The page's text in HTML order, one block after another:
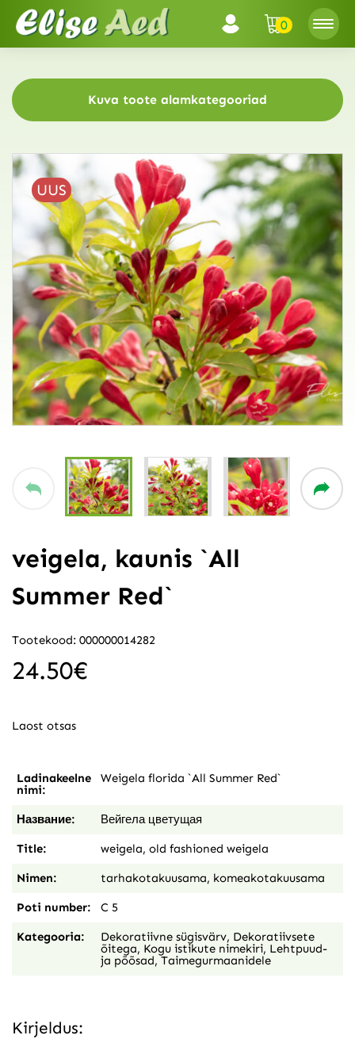
0
Kuva toote alamkategooriad
UUS
veigela, kaunis `All
Summer Red`
Tootekood: 000000014282
24.50€
Laost otsas
Ladinakeelne
nimi:
Weigela florida `All Summer Red`
Название: Вейгела цветущая
Title: weigela, old fashioned weigela
Nimen: tarhakotakuusama, komeakotakuusama
Poti number: C 5
Kategooria: Dekoratiivne sügisvärv, Dekoratiivsete
õitega, Kogu istikute nimekiri, Lehtpuud-
ja põõsad, Taimegurmaanidele
Kirjeldus: